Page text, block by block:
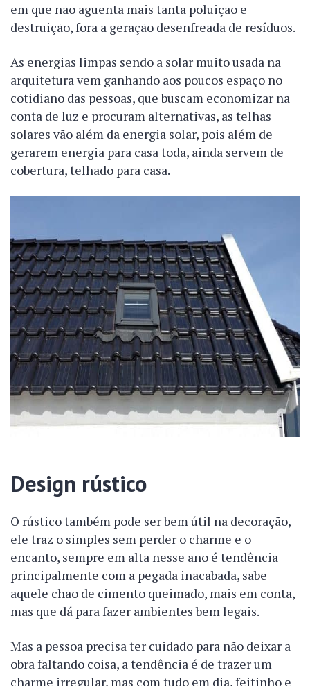
em que não aguenta mais tanta poluição e
destruição, fora a geração desenfreada de resíduos.
As energias limpas sendo a solar muito usada na
arquitetura vem ganhando aos poucos espaço no
cotidiano das pessoas, que buscam economizar na
conta de luz e procuram alternativas, as telhas
solares vão além da energia solar, pois além de
gerarem energia para casa toda, ainda servem de
cobertura, telhado para casa.
Design rústico
O rústico também pode ser bem útil na decoração,
ele traz o simples sem perder o charme e o
encanto, sempre em alta nesse ano é tendência
principalmente com a pegada inacabada, sabe
aquele chão de cimento queimado, mais em conta,
mas que dá para fazer ambientes bem legais.
Mas a pessoa precisa ter cuidado para não deixar a
obra faltando coisa, a tendência é de trazer um
charme irregular, mas com tudo em dia, feitinho e